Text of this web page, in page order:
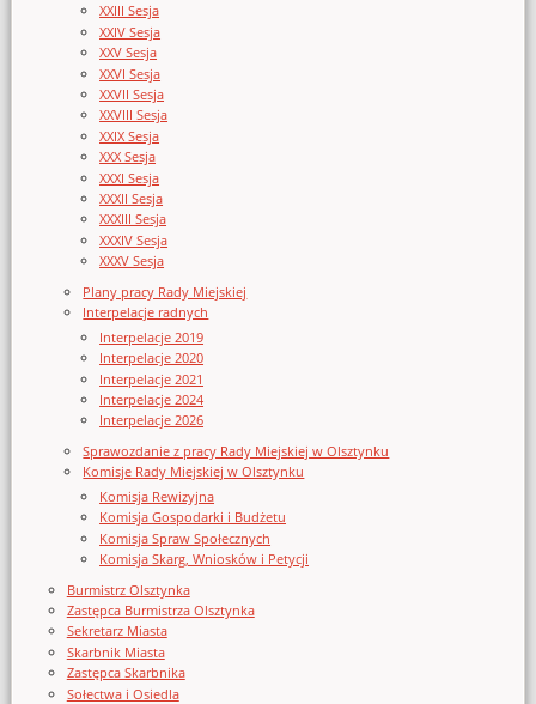
XXIII Sesja
XXIV Sesja
XXV Sesja
XXVI Sesja
XXVII Sesja
XXVIII Sesja
XXIX Sesja
XXX Sesja
XXXI Sesja
XXXII Sesja
XXXIII Sesja
XXXIV Sesja
XXXV Sesja
Plany pracy Rady Miejskiej
Interpelacje radnych
Interpelacje 2019
Interpelacje 2020
Interpelacje 2021
Interpelacje 2024
Interpelacje 2026
Sprawozdanie z pracy Rady Miejskiej w Olsztynku
Komisje Rady Miejskiej w Olsztynku
Komisja Rewizyjna
Komisja Gospodarki i Budżetu
Komisja Spraw Społecznych
Komisja Skarg, Wniosków i Petycji
Burmistrz Olsztynka
Zastępca Burmistrza Olsztynka
Sekretarz Miasta
Skarbnik Miasta
Zastępca Skarbnika
Sołectwa i Osiedla